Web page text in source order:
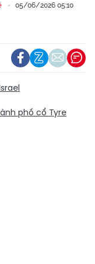
05/06/2026 05:10
phố cổ Tyre